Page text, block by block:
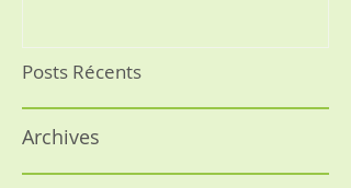
Posts Récents
Archives